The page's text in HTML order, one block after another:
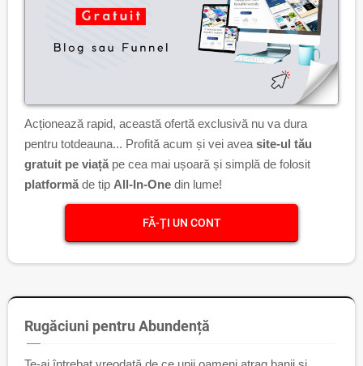
Acționează rapid, această ofertă exclusivă nu va dura
pentru totdeauna... Profită acum și vei aveasite-ul tău
gratuit pe viațăpe cea mai ușoară și simplă de folosit
platformăde tip All-In-One din lume!
FĂ-ȚI UN CONT
Rugăciuni pentru Abundență